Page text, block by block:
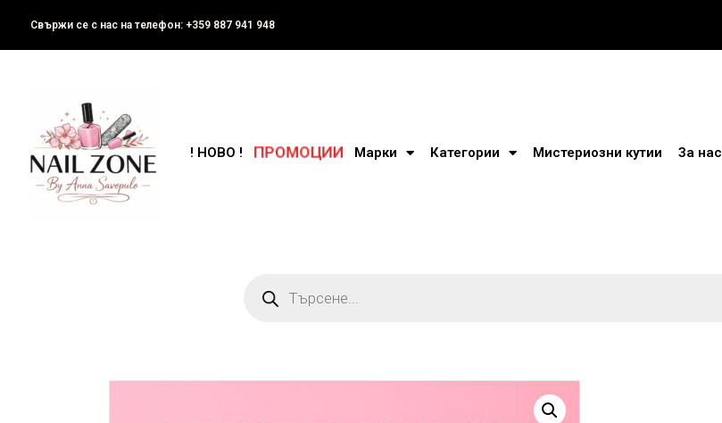
Свържи се с нас на телефон: +359 887 941 948
! НОВО ! ПРОМОЦИИ Марки Категории Мистериозни кутии За нас